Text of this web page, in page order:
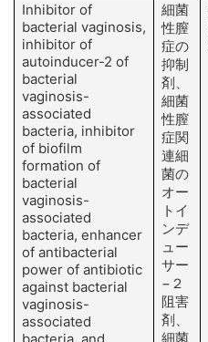
Inhibitor of
bacterial vaginosis,
inhibitor of
autoinducer-2 of
bacterial
vaginosis-
associated
bacteria, inhibitor
of biofilm
formation of
bacterial
vaginosis-
associated
bacteria, enhancer
of antibacterial
power of antibiotic
against bacterial
vaginosis-
associated
細菌
性膣
症の
抑制
剤、
細菌
性膣
症関
連細
菌の
オー
トイ
ンデ
ュー
サー
−２
阻害
剤、
細菌